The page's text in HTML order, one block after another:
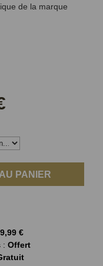
de la marque
PANIER
9,99 €
: Offert